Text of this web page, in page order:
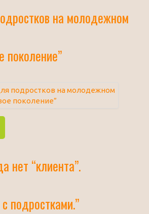
на молодежном
поколение”
нет “клиента”.
подростками.”